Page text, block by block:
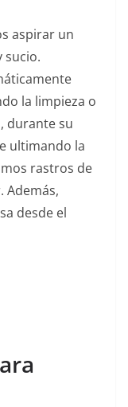
aspirar un
sucio.
la limpieza o
durante su
ultimando la
rastros de
Además,
desde el